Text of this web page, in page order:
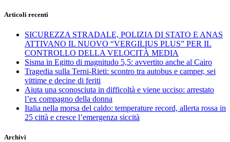
Articoli recenti
SICUREZZA STRADALE, POLIZIA DI STATO E ANAS
ATTIVANO IL NUOVO “VERGILIUS PLUS” PER IL
CONTROLLO DELLA VELOCITÀ MEDIA
Sisma in Egitto di magnitudo 5,5: avvertito anche al Cairo
Tragedia sulla Terni-Rieti: scontro tra autobus e camper, sei
vittime e decine di feriti
Aiuta una sconosciuta in difficoltà e viene ucciso: arrestato
l’ex compagno della donna
Italia nella morsa del caldo: temperature record, allerta rossa in
25 città e cresce l’emergenza siccità
Archivi